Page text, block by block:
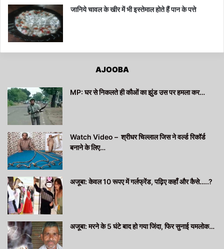
जानिये चावल के खीर में भी इस्तेमाल होते हैं पान के पत्ते
AJOOBA
MP: घर से निकलते ही कौओं का झुंड उस पर हमला कर…
Watch Video – श्रीधर चिल्लाल जिस ने वर्ल्ड रिकॉर्ड
बनाने के लिए…
अजूबा: केवल 10 रूपए में गर्लफ्रेंड, पढ़िए कहाँ और कैसे…..?
अजूबा: मरने के 5 घंटे बाद हो गया जिंदा, फिर सुनाई यमलोक…